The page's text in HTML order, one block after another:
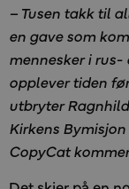
– Tusen takk til
en gave som
mennesker i
opplever tiden
utbryter
Kirkens
CopyCat